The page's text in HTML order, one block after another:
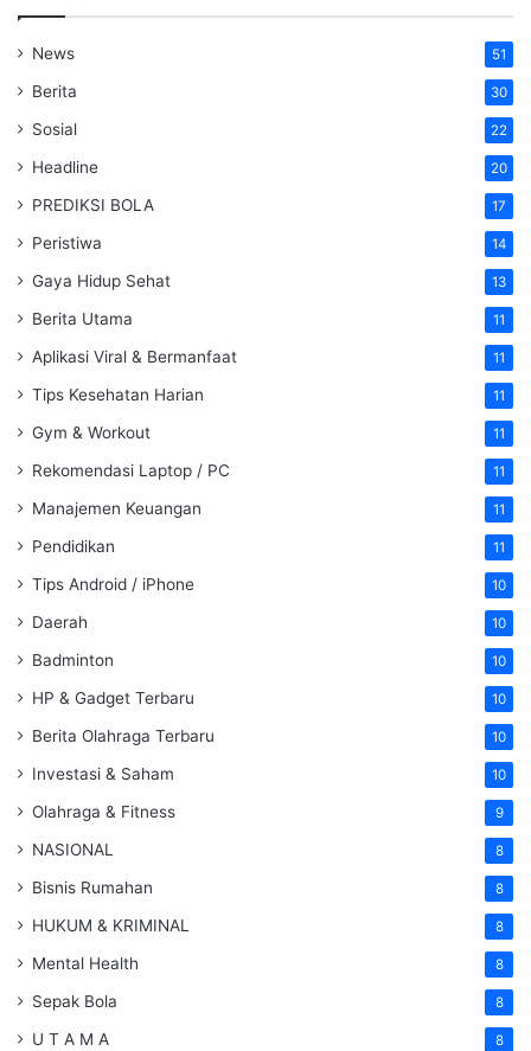
News 51
Berita 30
Sosial 22
Headline 20
PREDIKSI BOLA 17
Peristiwa 14
Gaya Hidup Sehat 13
Berita Utama 11
Aplikasi Viral & Bermanfaat 11
Tips Kesehatan Harian 11
Gym & Workout 11
Rekomendasi Laptop / PC 11
Manajemen Keuangan 11
Pendidikan 11
Tips Android / iPhone 10
Daerah 10
Badminton 10
HP & Gadget Terbaru 10
Berita Olahraga Terbaru 10
Investasi & Saham 10
Olahraga & Fitness 9
NASIONAL 8
Bisnis Rumahan 8
HUKUM & KRIMINAL 8
Mental Health 8
Sepak Bola 8
U T A M A 8